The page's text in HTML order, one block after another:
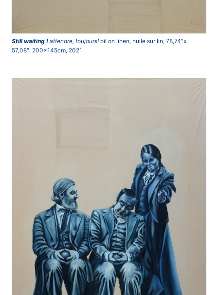
Still waiting ! attendre, toujours! oil on linen, huile sur lin, 78,74″x
57,08″, 200x145cm, 2021